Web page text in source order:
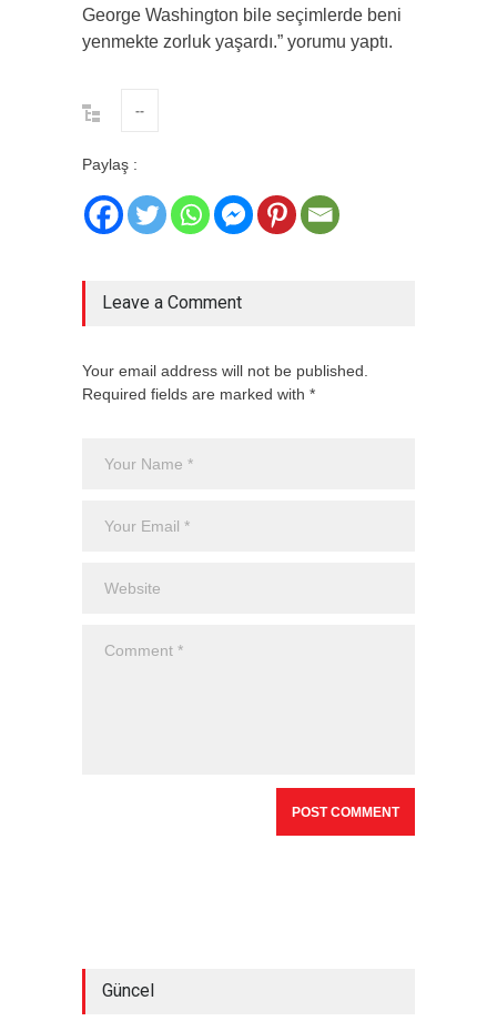
George Washington bile seçimlerde beni
yenmekte zorluk yaşardı.” yorumu yaptı.
--
Paylaş :
Leave a Comment
Your email address will not be published.
Required fields are marked with *
Güncel